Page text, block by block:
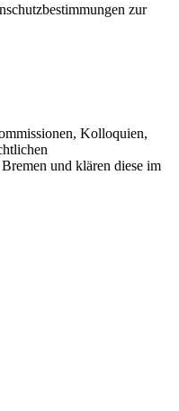
zur
Kolloquien,
und klären diese im